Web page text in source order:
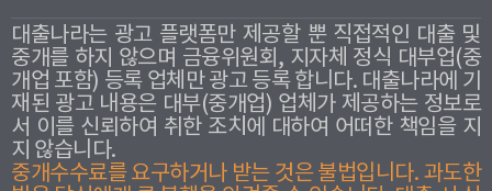
대출나라는 광고 플랫폼만 제공할 뿐 직접적인 대출 및
중개를 하지 않으며 금융위원회, 지자체 정식 대부업(중
개업 포함) 등록 업체만 광고 등록 합니다. 대출나라에 기
재된 광고 내용은 대부(중개업) 업체가 제공하는 정보로
서 이를 신뢰하여 취한 조치에 대하여 어떠한 책임을 지
지 않습니다.
중개수수료를 요구하거나 받는 것은 불법입니다. 과도한